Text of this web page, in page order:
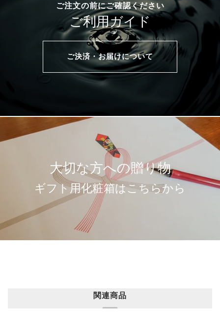
ご注文の前にご確認ください
ご利用ガイド
ご決済・お届けについて
大切な方への贈り物
ギフト用化粧箱はこちらから
関連商品